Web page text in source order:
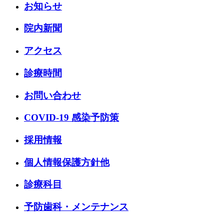
お知らせ
院内新聞
アクセス
診療時間
お問い合わせ
COVID-19 感染予防策
採用情報
個人情報保護方針他
診療科目
予防歯科・メンテナンス